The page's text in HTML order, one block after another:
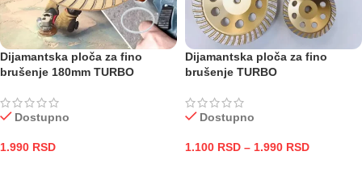
Dijamantska ploča za fino
brušenje 180mm TURBO
Dostupno
1.990 RSD
Dijamantska ploča za fino
brušenje TURBO
Dostupno
1.100 RSD – 1.990 RSD